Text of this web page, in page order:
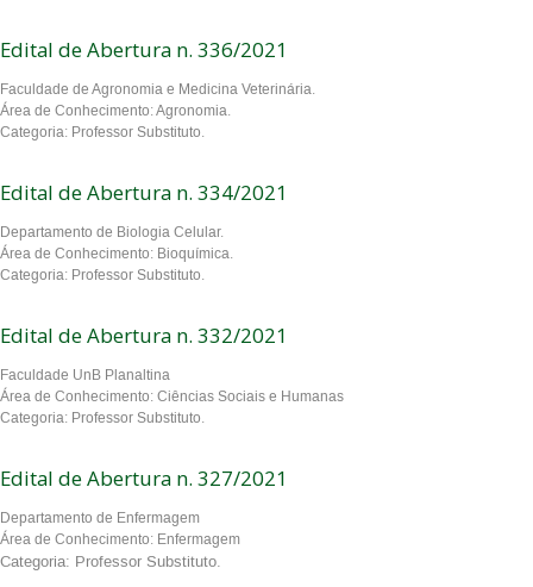
Edital de Abertura n. 336/2021
Faculdade de Agronomia e Medicina Veterinária.
Área de Conhecimento: Agronomia.
Categoria: Professor Substituto.
Edital de Abertura n. 334/2021
Departamento de Biologia Celular.
Área de Conhecimento: Bioquímica.
Categoria: Professor Substituto.
Edital de Abertura n. 332/2021
Faculdade UnB Planaltina
Área de Conhecimento: Ciências Sociais e Humanas
Categoria: Professor Substituto.
Edital de Abertura n. 327/2021
Departamento de Enfermagem
Área de Conhecimento: Enfermagem
Categoria: Professor Substituto.